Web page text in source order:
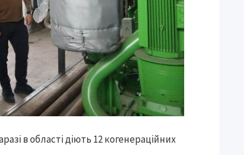
в області діють 12 когенераційних